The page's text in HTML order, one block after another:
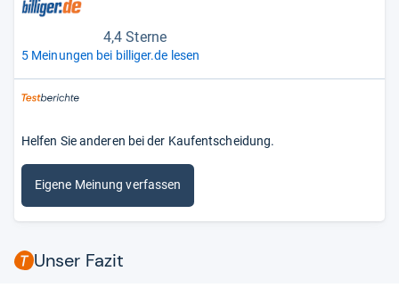
4,4 Sterne
5 Meinungen bei billiger.de lesen
Helfen Sie anderen bei der Kaufentscheidung.
Eigene Meinung verfassen
Unser Fazit